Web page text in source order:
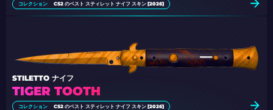
コレクション CS2 のベスト スティレット ナイフ スキン [2026]
TIGER TOOTH
STILETTO ナイフ
コレクション CS2 のベスト スティレット ナイフ スキン [2026]